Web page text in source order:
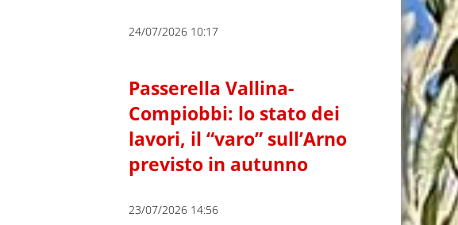
24/07/2026 10:17
Passerella Vallina-
Compiobbi: lo stato dei
lavori, il “varo” sull’Arno
previsto in autunno
23/07/2026 14:56